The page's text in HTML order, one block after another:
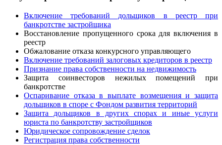
Включение требований дольщиков в реестр при
банкротстве застройщика
Восстановление пропущенного срока для включения в
реестр
Обжалование отказа конкурсного управляющего
Включение требований залоговых кредиторов в реестр
Признание права собственности на недвижимость
Защита соинвесторов нежилых помещений при
банкротстве
Оспаривание отказа в выплате возмещения и защита
дольщиков в споре с Фондом развития территорий
Защита дольщиков в других спорах и иные услуги
юриста по банкротству застройщиков
Юридическое сопровождение сделок
Регистрация права собственности